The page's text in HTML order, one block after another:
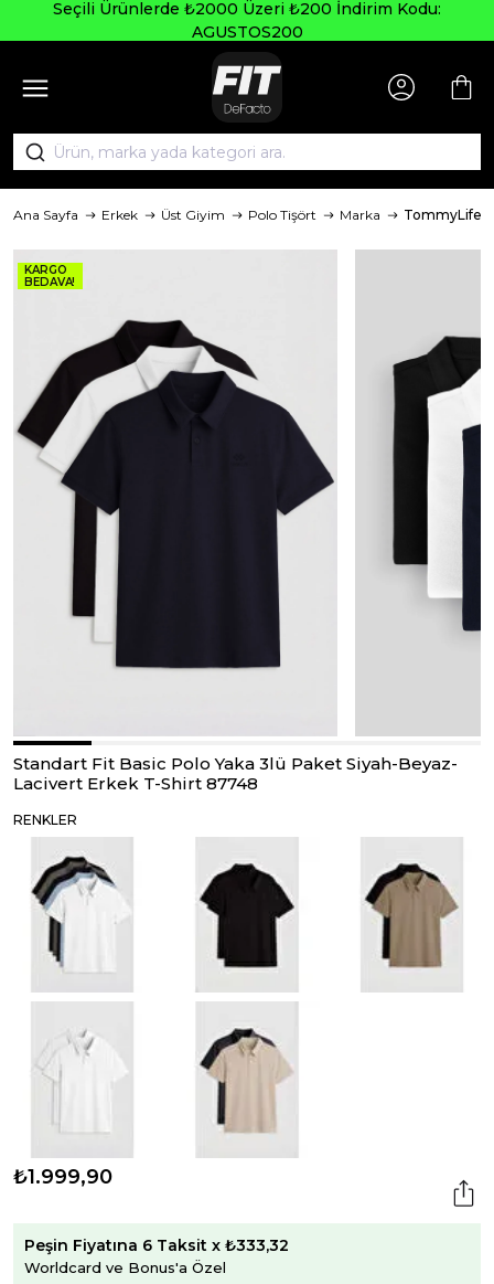
Seçili Ürünlerde ₺2000 Üzeri ₺200 İndirim Kodu:
AGUSTOS200
Ana Sayfa Erkek Üst Giyim Polo Tişört Marka TommyLife
KARGO
BEDAVA!
Standart Fit Basic Polo Yaka 3lü Paket Siyah-Beyaz-
Lacivert Erkek T-Shirt 87748
RENKLER
₺1.999,90
Peşin Fiyatına 6 Taksit x ₺333,32
Worldcard ve Bonus'a Özel